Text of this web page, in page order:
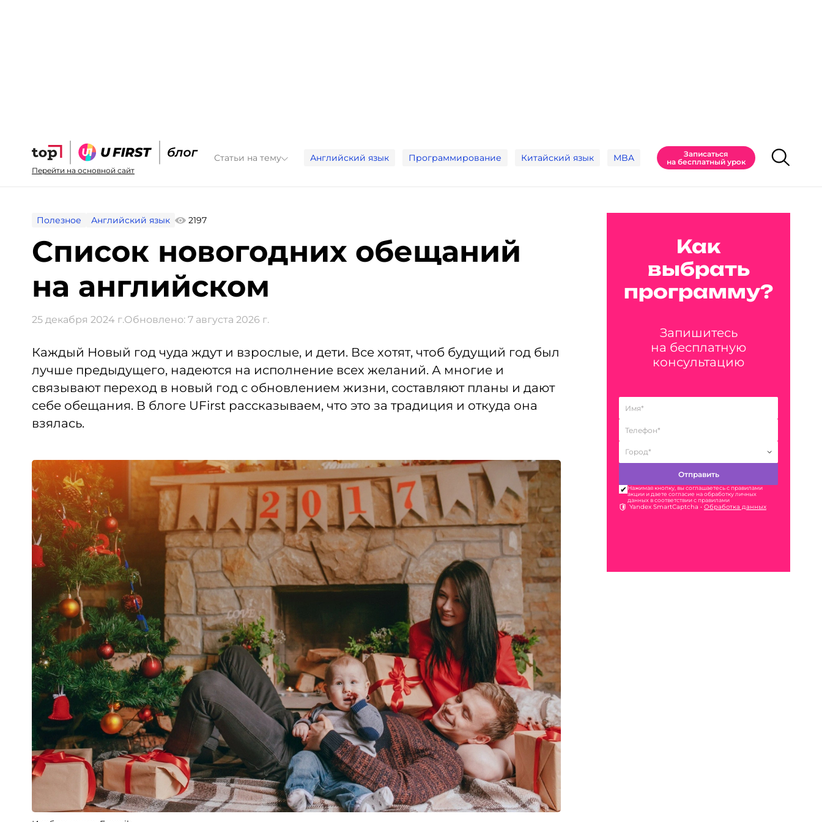
Перейти на основной сайт
Статьи на тему Английский язык Программирование Китайский язык MBA
Записаться
на бесплатный урок
Полезное Английский язык 2197
Список новогодних обещаний
на английском
25 декабря 2024 г.Обновлено: 7 августа 2026 г.
Каждый Новый год чуда ждут и взрослые, и дети. Все хотят, чтоб будущий год был
лучше предыдущего, надеются на исполнение всех желаний. А многие и
связывают переход в новый год с обновлением жизни, составляют планы и дают
себе обещания. В блоге UFirst рассказываем, что это за традиция и откуда она
взялась.
Как
выбрать
программу?
Запишитесь
на бесплатную
консультацию
Нажимая кнопку, вы соглашаетесь с правилами
акции и даете согласие на обработку личных
данных в соответствии с правилами
Yandex SmartCaptcha • Обработка данных